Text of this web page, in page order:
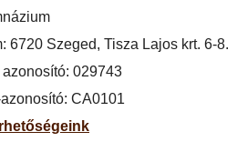
6720 Szeged, Tisza Lajos krt. 6-8.
azonosító: 029743
CA0101